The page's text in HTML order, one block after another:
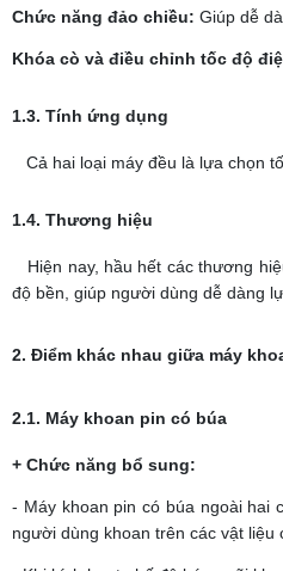
Chức năng đảo chiều: Giúp dễ
Khóa cò và điều chỉnh tốc độ
1.3. Tính ứng dụng
Cả hai loại máy đều là lựa chọn
1.4. Thương hiệu
Hiện nay, hầu hết các thương
độ bền, giúp người dùng dễ dàng
2. Điểm khác nhau giữa máy
2.1. Máy khoan pin có búa
+ Chức năng bổ sung:
- Máy khoan pin có búa ngoài hai
người dùng khoan trên các vật